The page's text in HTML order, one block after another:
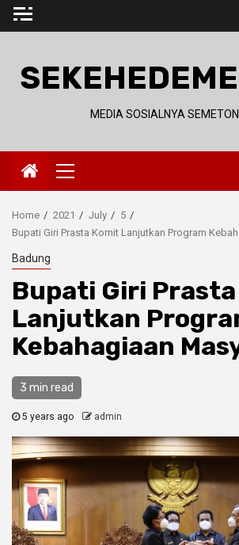
Skip
MEDIA SOSIALNYA SEMETON
Primary
Menu
Home 2021 July
5
Bupati Giri Prasta Komit Lanjutkan Program
Badung
Bupati Giri
Lanjutkan
Kebahagiaan
3 min read
5 years ago admin